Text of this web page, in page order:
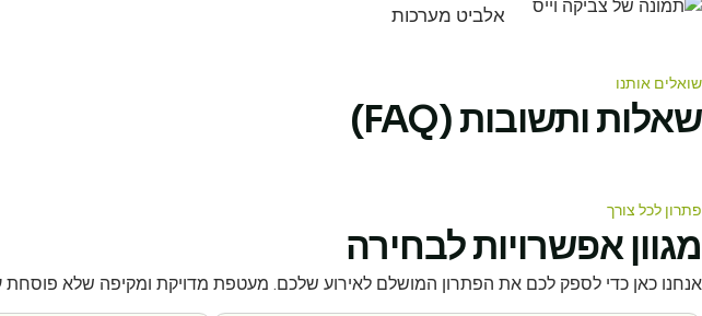
אלביט מערכות
שואלים אותנו
שאלות ותשובות (FAQ)
פתרון לכל צורך
מגוון אפשרויות לבחירה
אנחנו כאן כדי לספק לכם את הפתרון המושלם לאירוע שלכם. מעטפת מדויקת ומקיפה שלא